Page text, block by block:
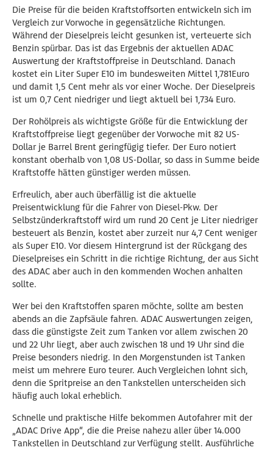
Die Preise für die beiden Kraftstoffsorten entwickeln sich im
Vergleich zur Vorwoche in gegensätzliche Richtungen.
Während der Dieselpreis leicht gesunken ist, verteuerte sich
Benzin spürbar. Das ist das Ergebnis der aktuellen ADAC
Auswertung der Kraftstoffpreise in Deutschland. Danach
kostet ein Liter Super E10 im bundesweiten Mittel 1,781Euro
und damit 1,5 Cent mehr als vor einer Woche. Der Dieselpreis
ist um 0,7 Cent niedriger und liegt aktuell bei 1,734 Euro.
Der Rohölpreis als wichtigste Größe für die Entwicklung der
Kraftstoffpreise liegt gegenüber der Vorwoche mit 82 US-
Dollar je Barrel Brent geringfügig tiefer. Der Euro notiert
konstant oberhalb von 1,08 US-Dollar, so dass in Summe beide
Kraftstoffe hätten günstiger werden müssen.
Erfreulich, aber auch überfällig ist die aktuelle
Preisentwicklung für die Fahrer von Diesel-Pkw. Der
Selbstzünderkraftstoff wird um rund 20 Cent je Liter niedriger
besteuert als Benzin, kostet aber zurzeit nur 4,7 Cent weniger
als Super E10. Vor diesem Hintergrund ist der Rückgang des
Dieselpreises ein Schritt in die richtige Richtung, der aus Sicht
des ADAC aber auch in den kommenden Wochen anhalten
sollte.
Wer bei den Kraftstoffen sparen möchte, sollte am besten
abends an die Zapfsäule fahren. ADAC Auswertungen zeigen,
dass die günstigste Zeit zum Tanken vor allem zwischen 20
und 22 Uhr liegt, aber auch zwischen 18 und 19 Uhr sind die
Preise besonders niedrig. In den Morgenstunden ist Tanken
meist um mehrere Euro teurer. Auch Vergleichen lohnt sich,
denn die Spritpreise an den Tankstellen unterscheiden sich
häufig auch lokal erheblich.
Schnelle und praktische Hilfe bekommen Autofahrer mit der
„ADAC Drive App“, die die Preise nahezu aller über 14.000
Tankstellen in Deutschland zur Verfügung stellt. Ausführliche